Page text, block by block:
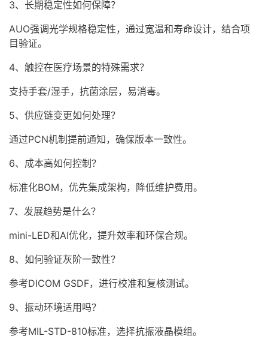
3、长期稳定性如何保障？
AUO强调光学规格稳定性，通过宽温和寿命设计，结合项
目验证。
4、触控在医疗场景的特殊需求？
支持手套/湿手，抗菌涂层，易消毒。
5、供应链变更如何处理？
通过PCN机制提前通知，确保版本一致性。
6、成本高如何控制？
标准化BOM，优先集成架构，降低维护费用。
7、发展趋势是什么？
mini-LED和AI优化，提升效率和环保合规。
8、如何验证灰阶一致性？
参考DICOM GSDF，进行校准和复核测试。
9、振动环境适用吗？
参考MIL-STD-810标准，选择抗振液晶模组。